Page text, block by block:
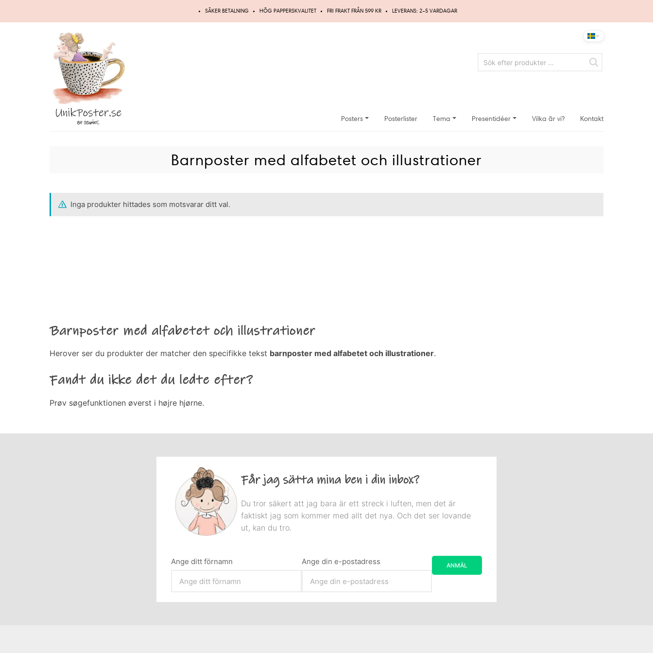
SÄKER BETALNING HÖG PAPPERSKVALITET FRI FRAKT FRÅN 599 KR LEVERANS: 2–5 VARDAGAR
Posters Posterlister Tema Presentidéer Vilka är vi? Kontakt
Barnposter med alfabetet och illustrationer
Inga produkter hittades som motsvarar ditt val.
Barnposter med alfabetet och illustrationer
Herover ser du produkter der matcher den specifikke tekst barnposter med alfabetet och illustrationer.
Fandt du ikke det du ledte efter?
Prøv søgefunktionen øverst i højre hjørne.
Får jag sätta mina ben i din inbox?
Du tror säkert att jag bara är ett streck i luften, men det är
faktiskt jag som kommer med allt det nya. Och det ser lovande
ut, kan du tro.
Ange ditt förnamn Ange din e-postadress